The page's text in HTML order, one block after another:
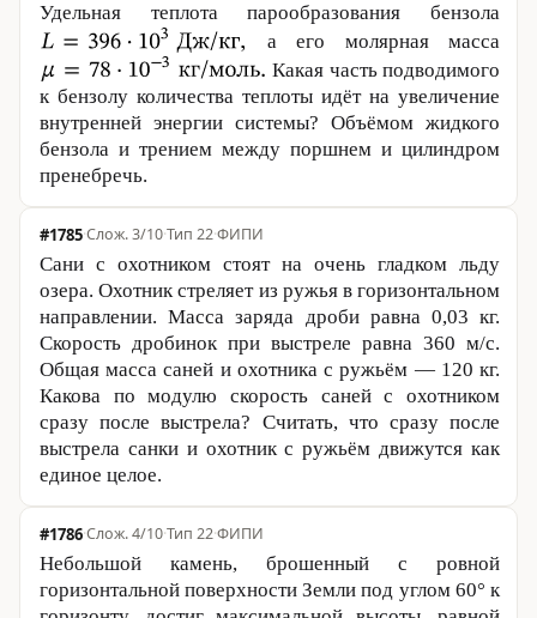
Удельная теплота парообразования бензола
а его молярная масса
Какая часть подводимого
к бензолу количества теплоты идёт на увеличение
внутренней энергии системы? Объёмом жидкого
бензола и трением между поршнем и цилиндром
пренебречь.
#1785· 3/10·Тип 22·ФИПИ
Сани с охотником стоят на очень гладком льду
озера. Охотник стреляет из ружья в горизонтальном
направлении. Масса заряда дроби равна 0,03 кг.
Скорость дробинок при выстреле равна 360 м/с.
Общая масса саней и охотника с ружьём — 120 кг.
Какова по модулю скорость саней с охотником
сразу после выстрела? Считать, что сразу после
выстрела санки и охотник с ружьём движутся как
единое целое.
#1786· 4/10·Тип 22·ФИПИ
Небольшой камень, брошенный с ровной
горизонтальной поверхности Земли под углом 60° к